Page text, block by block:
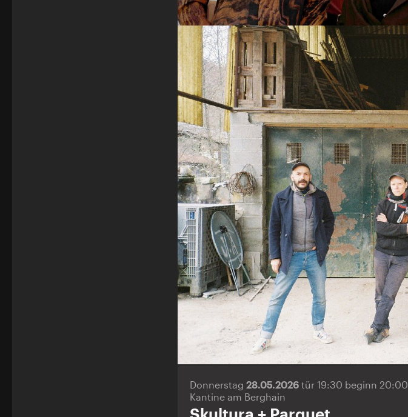
Donnerstag 28.05.2026 tür 19:30 beginn 20:00
Kantine am Berghain